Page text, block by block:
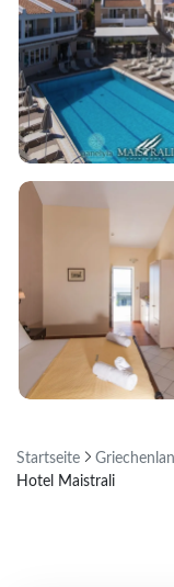
Startseite
Hotel Maistrali